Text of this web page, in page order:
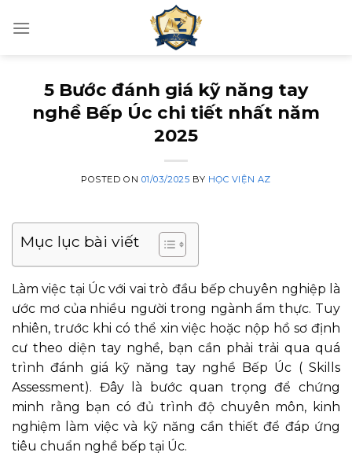
5 Bước đánh giá kỹ năng tay
nghề Bếp Úc chi tiết nhất năm
2025
POSTED ON 01/03/2025 BY HỌC VIỆN AZ
Mục lục bài viết
Làm việc tại Úc với vai trò đầu bếp chuyên nghiệp là
ước mơ của nhiều người trong ngành ẩm thực. Tuy
nhiên, trước khi có thể xin việc hoặc nộp hồ sơ định
cư theo diện tay nghề, bạn cần phải trải qua quá
trình đánh giá kỹ năng tay nghề Bếp Úc ( Skills
Assessment). Đây là bước quan trọng để chứng
minh rằng bạn có đủ trình độ chuyên môn, kinh
nghiệm làm việc và kỹ năng cần thiết để đáp ứng
tiêu chuẩn nghề bếp tại Úc.